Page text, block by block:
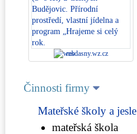
msdasny.wz.cz
Činnosti firmy
Mateřské školy a jesle
mateřská škola